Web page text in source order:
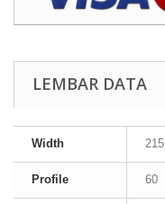
LEMBAR DATA
Width 215
Profile 60